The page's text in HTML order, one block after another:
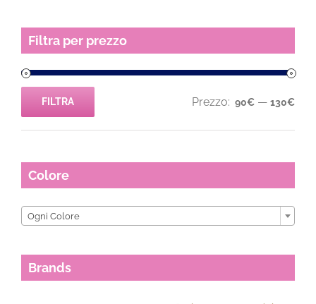
Filtra per prezzo
Prezzo
Prezzo
FILTRA Prezzo: 90€ — 130€
Colore
Ogni Colore
Brands